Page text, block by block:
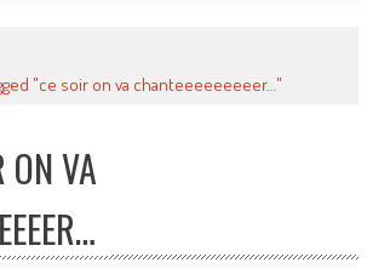
"ce soir on va chanteeeeeeeeer…"
ON VA